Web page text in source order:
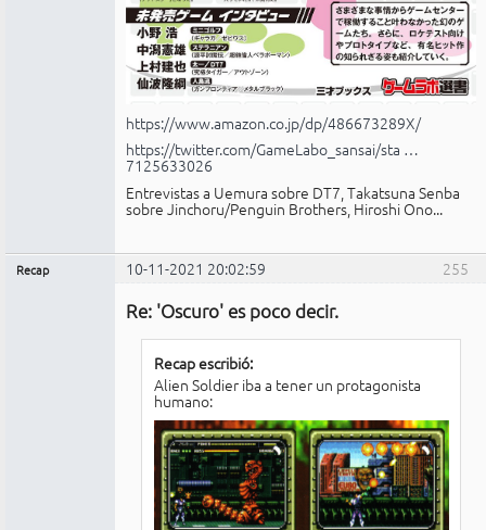
https://www.amazon.co.jp/dp/486673289X/
https://twitter.com/GameLabo_sansai/sta …
7125633026
Entrevistas a Uemura sobre DT7, Takatsuna Senba
sobre Jinchoru/Penguin Brothers, Hiroshi Ono...
255
Recap 10-11-2021 20:02:59
Re: 'Oscuro' es poco decir.
Recap escribió:
Alien Soldier iba a tener un protagonista
humano: